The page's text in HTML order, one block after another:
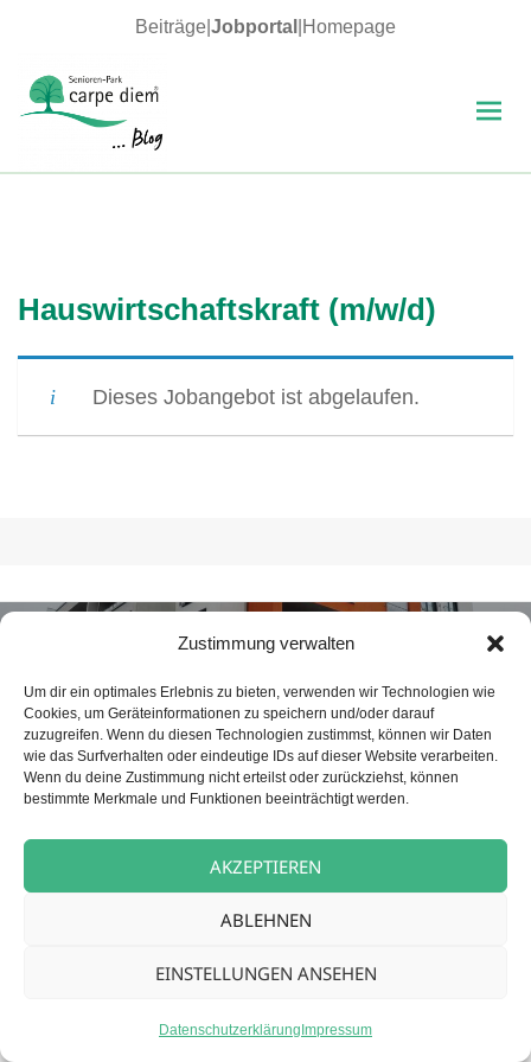
Zustimmung verwalten
Um dir ein optimales Erlebnis zu bieten, verwenden wir Technologien wie
Cookies, um Geräteinformationen zu speichern und/oder darauf
zuzugreifen. Wenn du diesen Technologien zustimmst, können wir Daten
wie das Surfverhalten oder eindeutige IDs auf dieser Website verarbeiten.
Wenn du deine Zustimmung nicht erteilst oder zurückziehst, können
bestimmte Merkmale und Funktionen beeinträchtigt werden.
AKZEPTIEREN
ABLEHNEN
EINSTELLUNGEN ANSEHEN
Datenschutzerklärung Impressum
Beiträge Jobportal Homepage
Hauswirtschaftskraft (m/w/d)
Dieses Jobangebot ist abgelaufen.
Beitragsnavigation
Beitrag:
Betreuungskraft (m/w/d) für unsere
Tagespflege
Datenschutz Stolz präsentiert von WordPress